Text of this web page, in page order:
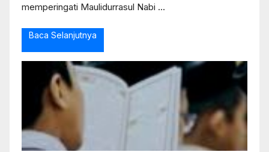
memperingati Maulidurrasul Nabi ...
Baca Selanjutnya